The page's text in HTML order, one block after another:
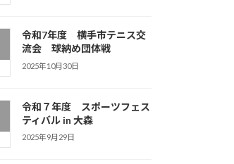
令和7年度 横手市テニス交
流会 球納め団体戦
2025年10月30日
令和７年度 スポーツフェス
ティバル in 大森
2025年9月29日